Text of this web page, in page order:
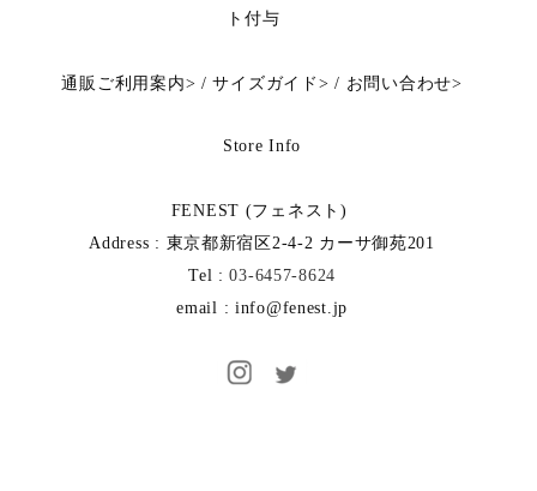
ト付与
通販ご利用案内> /サイズガイド> / お問い合わせ>
Store Info
FENEST (フェネスト)
Address : 東京都新宿区2-4-2 カーサ御苑201
Tel :03-6457-8624
email : info@fenest.jp